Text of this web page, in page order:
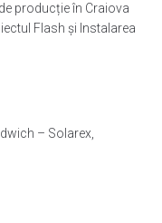
producție în Craiova
Flash și Instalarea
– Solarex,